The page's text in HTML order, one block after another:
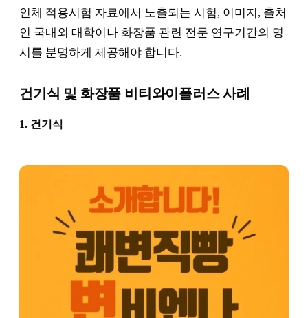
인체 적용시험 자료에서 노출되는 시험, 이미지, 출처
인 국내외 대학이나 화장품 관련 전문 연구기간의 명
시를 분명하게 제공해야 합니다.
건기식 및 화장품 비티와이플러스 사례
1. 건기식